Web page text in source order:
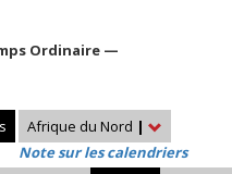
Ordinaire —
Afrique du Nord |
Note sur les calendriers